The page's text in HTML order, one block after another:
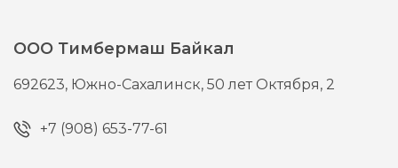
ООО Тимбермаш Байкал
692623, Южно-Сахалинск,50 лет Октября, 2
+7 (908) 653-77-61